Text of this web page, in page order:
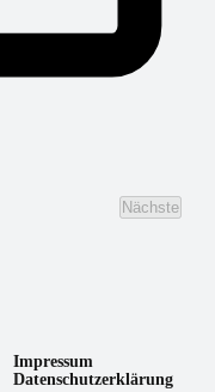
Nächste
Impressum
Datenschutzerklärung